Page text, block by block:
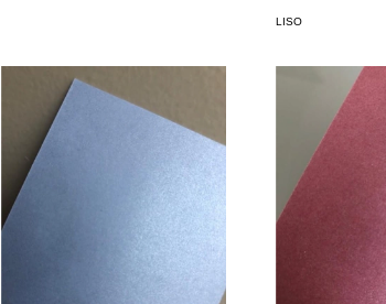
LISO